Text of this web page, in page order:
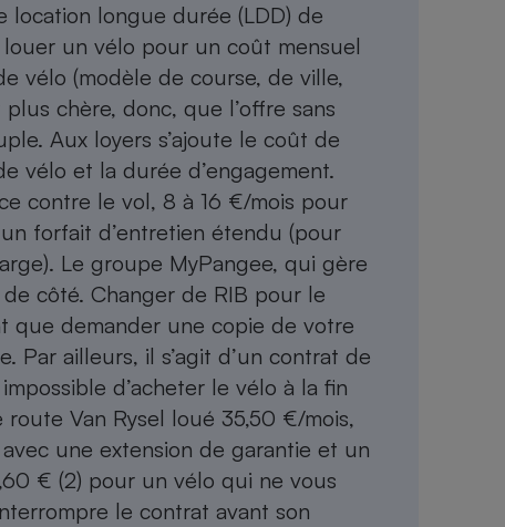
longue durée (LDD) de
louer un vélo pour un coût mensuel
vélo (modèle de course, de ville,
chère, donc, que l’offre sans
Aux loyers s’ajoute le coût de
vélo et la durée d’engagement.
contre le vol, 8 à 16 €/mois pour
forfait d’entretien étendu (pour
Le groupe MyPangee, qui gère
côté. Changer de RIB pour le
que demander une copie de votre
Par ailleurs, il s’agit d’un contrat de
d’acheter le vélo à la fin
Van Rysel loué 35,50 €/mois,
une extension de garantie et un
€ (2) pour un vélo qui ne vous
le contrat avant son